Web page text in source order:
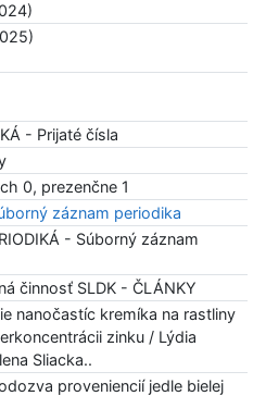
- Prijaté čísla
0, prezenčne 1
záznam periodika
- Súborný záznam
činnosť SLDK - ČLÁNKY
nanočastíc kremíka na rastliny
zinku / Lýdia
Sliacka..
proveniencií jedle bielej